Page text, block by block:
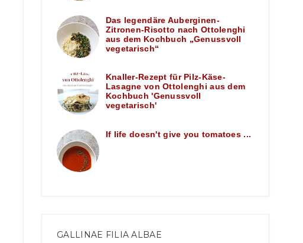
Das legendäre Auberginen-
Zitronen-Risotto nach Ottolenghi
aus dem Kochbuch „Genussvoll
vegetarisch“
Knaller-Rezept für Pilz-Käse-
Lasagne von Ottolenghi aus dem
Kochbuch 'Genussvoll
vegetarisch'
If life doesn't give you tomatoes ...
GALLINAE FILIA ALBAE